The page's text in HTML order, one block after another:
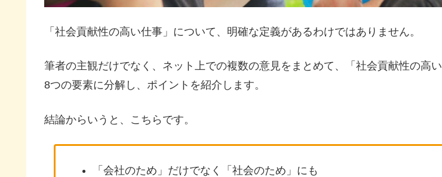
「社会貢献性の高い仕事」について、明確な定義があるわけではありません。
筆者の主観だけでなく、ネット上での複数の意見をまとめて、「社会貢献性の高
8つの要素に分解し、ポイントを紹介します。
結論からいうと、こちらです。
「会社のため」だけでなく「社会のため」にも